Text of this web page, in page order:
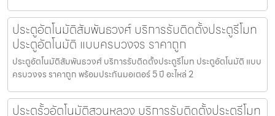
ประตูอัตโนมัติสัมพันธวงศ์ บริการรับติดตั้งประตูรีโมท
ประตูอัตโนมัติ แบบครบวงจร ราคาถูก
ประตูอัตโนมัติสัมพันธวงศ์ บริการรับติดตั้งประตูรีโมท ประตูอัตโนมัติ แบบ
ครบวงจร ราคาถูก พร้อมประกันมอเตอร์ 5 ปี อะไหล่ 2
ประตูรั้วอัตโนมัติสวนหลวง บริการรับติดตั้งประตูรีโมท